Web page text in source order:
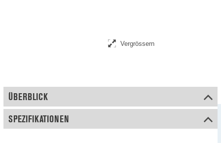
Vergrössern
ÜBERBLICK
SPEZIFIKATIONEN